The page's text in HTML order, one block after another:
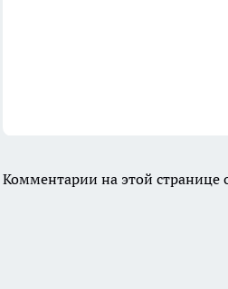
Комментарии на этой странице